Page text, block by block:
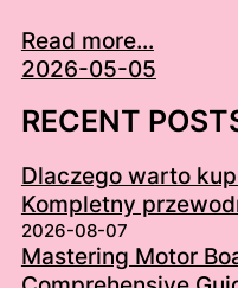
Read more...
2026-05-05
RECENT
Dlaczego warto
Kompletny
2026-08-07
Mastering Motor